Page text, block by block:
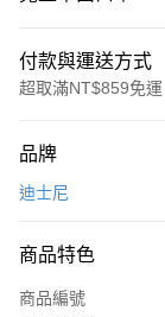
付款與運送方式
超取滿NT$859免運
信用卡一次付款
LINE Pay
Apple Pay
品牌
迪士尼
商品特色
商品編號